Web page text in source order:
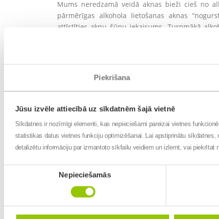
Piekrišana
Jūsu izvēle attiecībā uz sīkdatnēm šajā vietnē
Sīkdatnes ir nozīmīgi elementi, kas nepieciešami pareizai vietnes
statistikas datus vietnes funkciju optimizēšanai. Lai apstiprinātu
detalizētu informāciju par izmantoto sīkfailu veidiem un izlemt, vai
Nepieciešamās
Mums neredzamā veidā aknas bieži cieš no
pārmērīgas alkohola lietošanas aknas
attīstīties aknu šūnu iekaisums. Turpmākā
Jāņem vērā, ka ir daudzi medikamenti, kas
tikai īpašas nepieciešamības gadījumā
Simptomus nedrīkst ignorēt!
Aknu veselības problēmu gadījumā cilvēki
daļa, ļoti svarīgi ir atrast cēloni šiem
Kas jāzina par profilaksi?
Pastāv dažādi viedokļi par aknu saslimšanu